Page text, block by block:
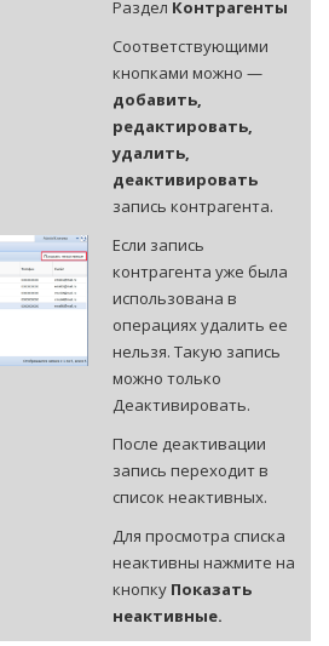
Раздел Контрагенты
Соответствующими
кнопками можно —
добавить,
редактировать,
удалить,
деактивировать
запись контрагента.
Если запись
контрагента уже была
использована в
операциях удалить ее
нельзя. Такую запись
можно только
Деактивировать.
После деактивации
запись переходит в
список неактивных.
Для просмотра списка
неактивны нажмите на
кнопку Показать
неактивные.